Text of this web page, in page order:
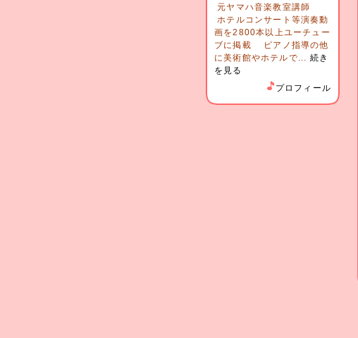
元ヤマハ音楽教室講師
ホテルコンサート等演奏動
画を2800本以上ユーチュー
ブに掲載 ピアノ指導の他
に美術館やホテルで... 続き
を見る
プロフィール